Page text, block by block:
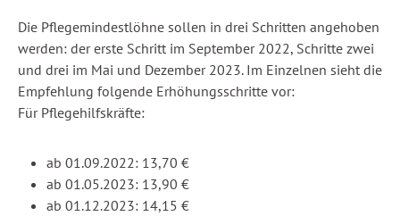
Die Pflegemindestlöhne sollen in drei Schritten angehoben
werden: der erste Schritt im September 2022, Schritte zwei
und drei im Mai und Dezember 2023. Im Einzelnen sieht die
Empfehlung folgende Erhöhungsschritte vor:
Für Pflegehilfskräfte:
ab 01.09.2022: 13,70 €
ab 01.05.2023: 13,90 €
ab 01.12.2023: 14,15 €